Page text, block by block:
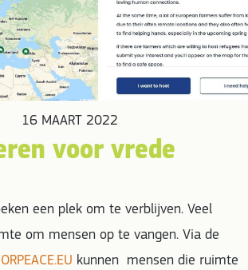
16 MAART 2022
voor vrede
een plek om te verblijven. Veel
om mensen op te vangen. Via de
kunnen mensen die ruimte